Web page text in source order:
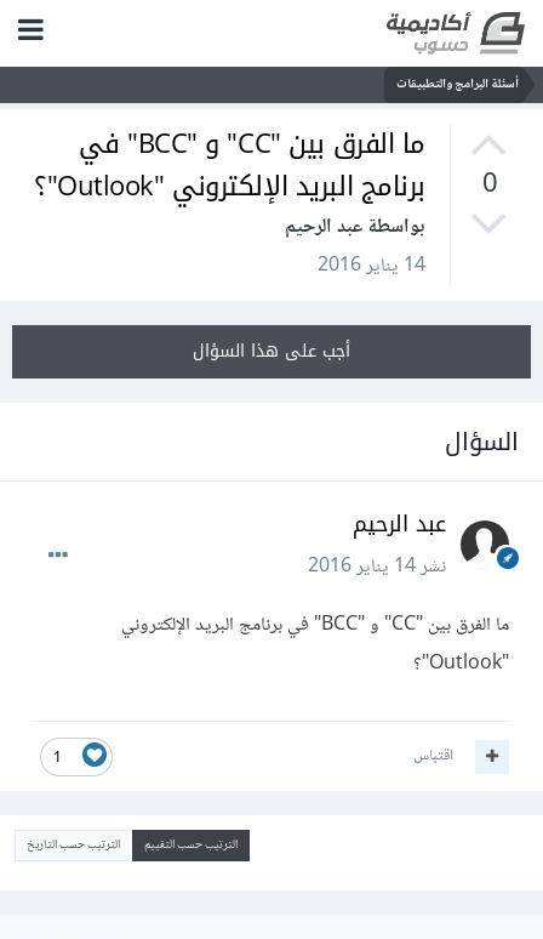
أسئلة البرامج والتطبيقات
0
ما الفرق بين "CC" و "BCC" في
برنامج البريد الإلكتروني "Outlook"؟
بواسطة عبد الرحيم
14 يناير 2016
أجب على هذا السؤال
السؤال
عبد الرحيم
نشر14 يناير 2016
ما الفرق بين "CC" و "BCC" في برنامج البريد الإلكتروني
"Outlook"؟
1 اقتباس
الترتيب حسب التقييم الترتيب حسب التاريخ